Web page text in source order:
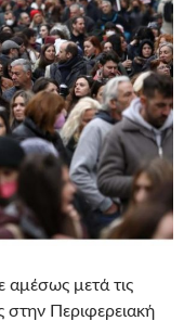
αμέσως μετά τις
στην Περιφερειακή